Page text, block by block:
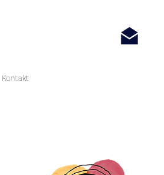
Kontakt